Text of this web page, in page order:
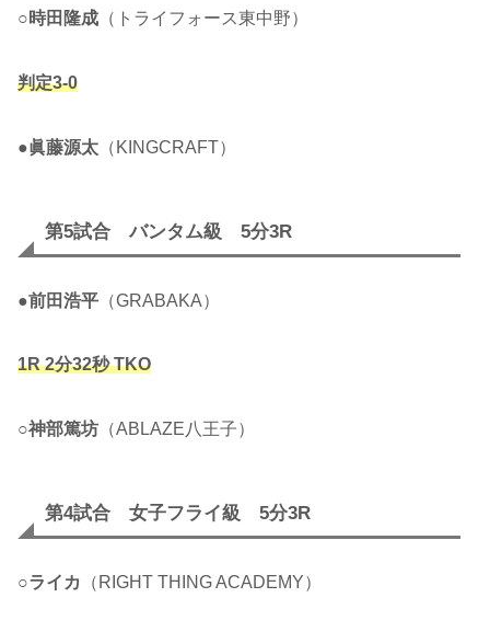
○時田隆成 （トライフォース東中野）
判定3-0
●眞藤源太 （KINGCRAFT）
第5試合 バンタム級 5分3R
●前田浩平 （GRABAKA）
1R 2分32秒 TKO
○神部篤坊 （ABLAZE八王子）
第4試合 女子フライ級 5分3R
○ライカ （RIGHT THING ACADEMY）